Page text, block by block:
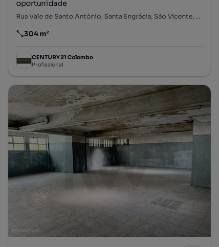
oportunidade
Rua Vale de Santo António, Santa Engrácia, São Vicente, Lisboa, Lisboa
Preço por metro quadrado
304 m²
CENTURY 21 Colombo
Profissional